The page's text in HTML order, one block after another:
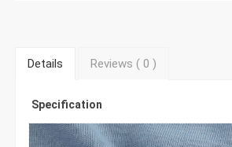
Details Reviews ( 0)
Specification